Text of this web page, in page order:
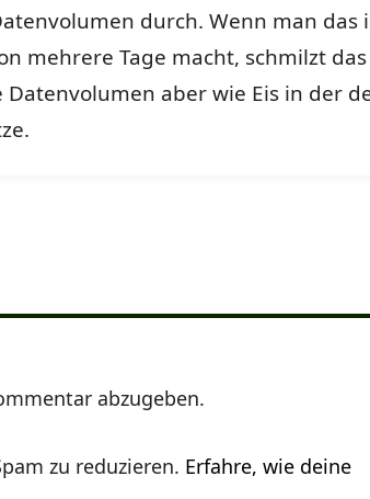
durch. Wenn man das
mehrere Tage macht, schmilzt
Datenvolumen aber wie Eis in der
abzugeben.
zu reduzieren. Erfahre, wie deine